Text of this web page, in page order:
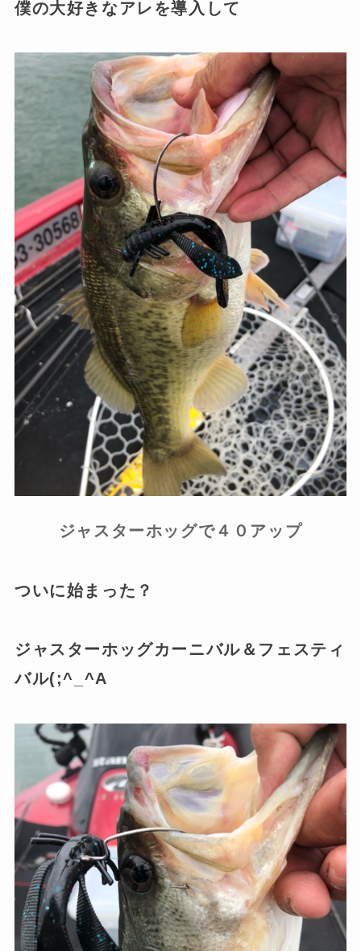
僕の大好きなアレを導入して
ジャスターホッグで４０アップ
ついに始まった？
ジャスターホッグカーニバル＆フェスティ
バル(;^_^A